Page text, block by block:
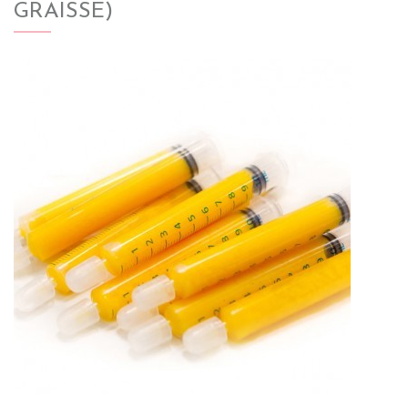
ACCUEIL
DR HITIER
CABINET ET CLINIQUE
CHIRURGIE PLASTIQUE
GRAISSE)